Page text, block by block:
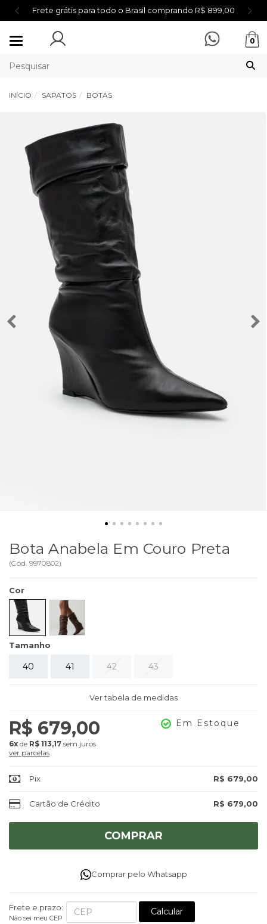
Frete grátis para todo o Brasil comprando R$ 899,00
Mudar
0
INÍCIO SAPATOS BOTAS
Bota Anabela Em Couro Preta
(Cód. 9970802)
Cor
Tamanho
40 41 42 43
Ver tabela de medidas
R$ 679,00
6x de R$ 113,17 sem juros
ver parcelas
Em Estoque
Pix R$ 679,00
Cartão de Crédito R$ 679,00
COMPRAR
Comprar pelo Whatsapp
Frete e prazo:
Não sei meu CEP
Calcular